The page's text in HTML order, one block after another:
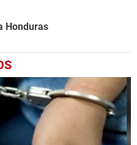
Honduras